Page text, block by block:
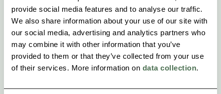
provide social media features and to analyse our traffic.
We also share information about your use of our site with
our social media, advertising and analytics partners who
may combine it with other information that you’ve
provided to them or that they’ve collected from your use
of their services. More information on data collection